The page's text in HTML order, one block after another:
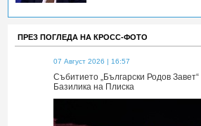
ПРЕЗ ПОГЛЕДА НА КРОСС-ФОТО
07 Август 2026 | 16:57
Събитието „Български Родов Завет“
Базилика на Плиска